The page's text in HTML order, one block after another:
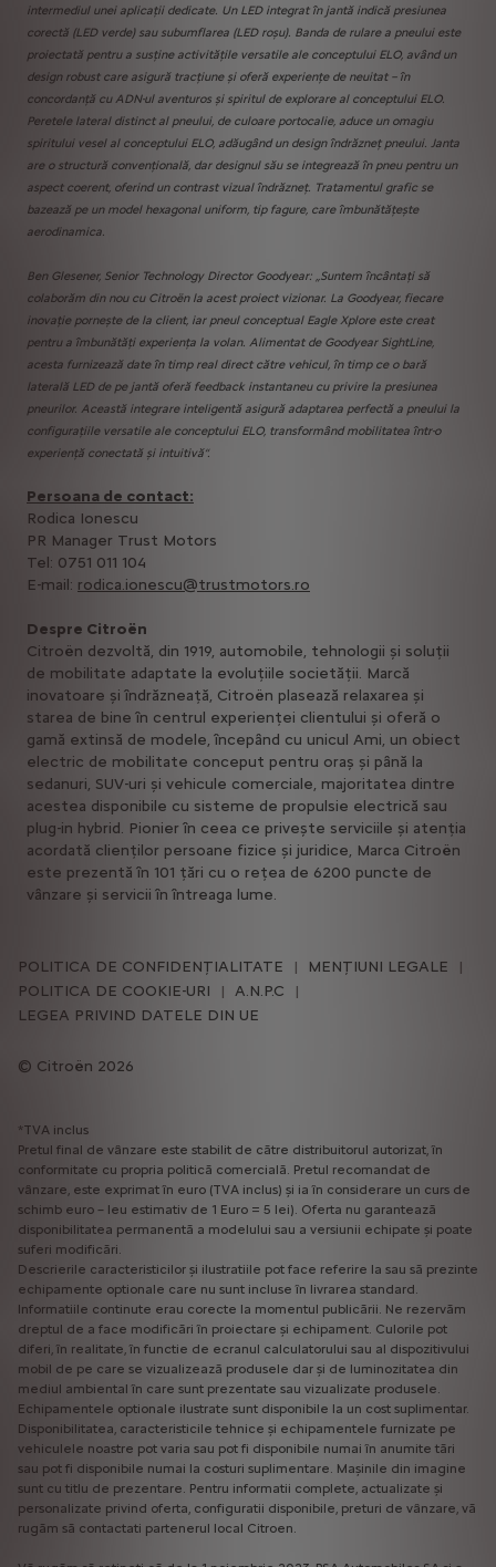
intermediul unei aplicații dedicate. Un LED integrat în jantă indică presiunea
corectă (LED verde) sau subumflarea (LED roșu). Banda de rulare a pneului este
proiectată pentru a susține activitățile versatile ale conceptului ELO, având un
design robust care asigură tracțiune și oferă experiențe de neuitat – în
concordanță cu ADN-ul aventuros și spiritul de explorare al conceptului ELO.
Peretele lateral distinct al pneului, de culoare portocalie, aduce un omagiu
spiritului vesel al conceptului ELO, adăugând un design îndrăzneț pneului. Janta
are o structură convențională, dar designul său se integrează în pneu pentru un
aspect coerent, oferind un contrast vizual îndrăzneț. Tratamentul grafic se
bazează pe un model hexagonal uniform, tip fagure, care îmbunătățește
aerodinamica.
Ben Glesener, Senior Technology Director Goodyear: „Suntem încântați să
colaborăm din nou cu Citroën la acest proiect vizionar. La Goodyear, fiecare
inovație pornește de la client, iar pneul conceptual Eagle Xplore este creat
pentru a îmbunătăți experiența la volan. Alimentat de Goodyear SightLine,
acesta furnizează date în timp real direct către vehicul, în timp ce o bară
laterală LED de pe jantă oferă feedback instantaneu cu privire la presiunea
pneurilor. Această integrare inteligentă asigură adaptarea perfectă a pneului la
configurațiile versatile ale conceptului ELO, transformând mobilitatea într-o
experiență conectată și intuitivă“.
Persoana de contact:
Rodica Ionescu
PR Manager Trust Motors
Tel: 0751 011 104
E-mail: rodica.ionescu@trustmotors.ro
Despre Citroën
Citroën dezvoltă, din 1919, automobile, tehnologii și soluții
de mobilitate adaptate la evoluțiile societății. Marcă
inovatoare și îndrăzneață, Citroën plasează relaxarea și
starea de bine în centrul experienței clientului și oferă o
gamă extinsă de modele, începând cu unicul Ami, un obiect
electric de mobilitate conceput pentru oraș și până la
sedanuri, SUV-uri și vehicule comerciale, majoritatea dintre
acestea disponibile cu sisteme de propulsie electrică sau
plug-in hybrid. Pionier în ceea ce privește serviciile și atenția
acordată clienților persoane fizice și juridice, Marca Citroën
este prezentă în 101 țări cu o rețea de 6200 puncte de
vânzare și servicii în întreaga lume.
Citroën 2026
POLITICA DE CONFIDENȚIALITATE
MENȚIUNI LEGALE
POLITICA DE COOKIE-URI
A.N.P.C
LEGEA PRIVIND DATELE DIN UE
*TVA inclus
Pretul final de vânzare este stabilit de către distribuitorul autorizat, în
conformitate cu propria politică comercială. Pretul recomandat de
vânzare, este exprimat în euro (TVA inclus) și ia în considerare un curs de
schimb euro – leu estimativ de 1 Euro = 5 lei). Oferta nu garantează
disponibilitatea permanentă a modelului sau a versiunii echipate și poate
suferi modificări.
Descrierile caracteristicilor și ilustratiile pot face referire la sau să prezinte
echipamente optionale care nu sunt incluse în livrarea standard.
Informatiile continute erau corecte la momentul publicării. Ne rezervăm
dreptul de a face modificări în proiectare și echipament. Culorile pot
diferi, în realitate, în functie de ecranul calculatorului sau al dispozitivului
mobil de pe care se vizualizează produsele dar și de luminozitatea din
mediul ambiental în care sunt prezentate sau vizualizate produsele.
Echipamentele optionale ilustrate sunt disponibile la un cost suplimentar.
Disponibilitatea, caracteristicile tehnice și echipamentele furnizate pe
vehiculele noastre pot varia sau pot fi disponibile numai în anumite tări
sau pot fi disponibile numai la costuri suplimentare. Mașinile din imagine
sunt cu titlu de prezentare. Pentru informatii complete, actualizate și
personalizate privind oferta, configuratii disponibile, preturi de vânzare, vă
rugăm să contactati partenerul local Citroen.